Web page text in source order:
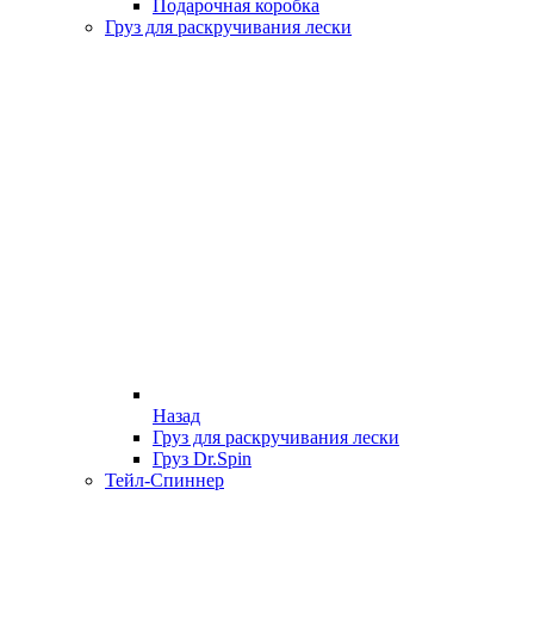
Подарочная коробка
Груз для раскручивания лески
Назад
Груз для раскручивания лески
Груз Dr.Spin
Тейл-Спиннер